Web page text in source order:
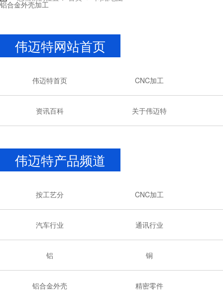
铝合金外壳加工
伟迈特网站首页
伟迈特首页 CNC加工
资讯百科 关于伟迈特
伟迈特产品频道
按工艺分 CNC加工
汽车行业 通讯行业
铝 铜
铝合金外壳 精密零件